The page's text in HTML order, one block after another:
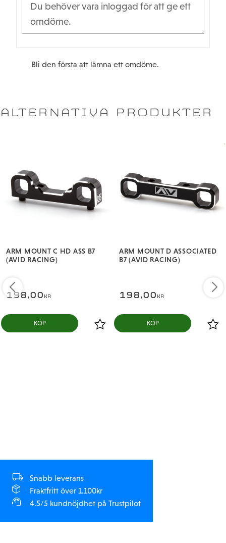
Bli den första att lämna ett omdöme.
ALTERNATIVA PRODUKTER
ARM MOUNT C HD ASS B7
(AVID RACING)
198,00 KR
KÖP
ARM MOUNT D ASSOCIATED
B7 (AVID RACING)
198,00 KR
KÖP
Snabb leverans
Fraktfritt över 1.100kr
4.5/5 kundnöjdhet på Trustpilot